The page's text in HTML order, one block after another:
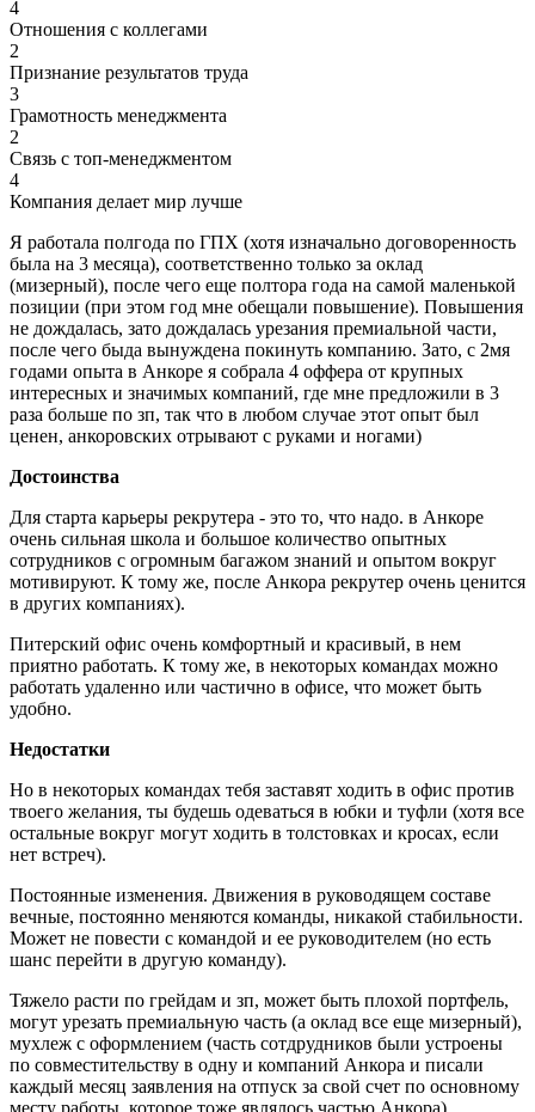
4
Отношения с коллегами
2
Признание результатов труда
3
Грамотность менеджмента
2
Связь с топ-менеджментом
4
Компания делает мир лучше
Я работала полгода по ГПХ (хотя изначально договоренность
была на 3 месяца), соответственно только за оклад
(мизерный), после чего еще полтора года на самой маленькой
позиции (при этом год мне обещали повышение). Повышения
не дождалась, зато дождалась урезания премиальной части,
после чего быда вынуждена покинуть компанию. Зато, с 2мя
годами опыта в Анкоре я собрала 4 оффера от крупных
интересных и значимых компаний, где мне предложили в 3
раза больше по зп, так что в любом случае этот опыт был
ценен, анкоровских отрывают с руками и ногами)
Достоинства
Для старта карьеры рекрутера - это то, что надо. в Анкоре
очень сильная школа и большое количество опытных
сотрудников с огромным багажом знаний и опытом вокруг
мотивируют. К тому же, после Анкора рекрутер очень ценится
в других компаниях).
Питерский офис очень комфортный и красивый, в нем
приятно работать. К тому же, в некоторых командах можно
работать удаленно или частично в офисе, что может быть
удобно.
Недостатки
Но в некоторых командах тебя заставят ходить в офис против
твоего желания, ты будешь одеваться в юбки и туфли (хотя все
остальные вокруг могут ходить в толстовках и кросах, если
нет встреч).
Постоянные изменения. Движения в руководящем составе
вечные, постоянно меняются команды, никакой стабильности.
Может не повести с командой и ее руководителем (но есть
шанс перейти в другую команду).
Тяжело расти по грейдам и зп, может быть плохой портфель,
могут урезать премиальную часть (а оклад все еще мизерный),
мухлеж с оформлением (часть сотдрудников были устроены
по совместительству в одну и компаний Анкора и писали
каждый месяц заявления на отпуск за свой счет по основному
месту работы, которое тоже являлось частью Анкора).